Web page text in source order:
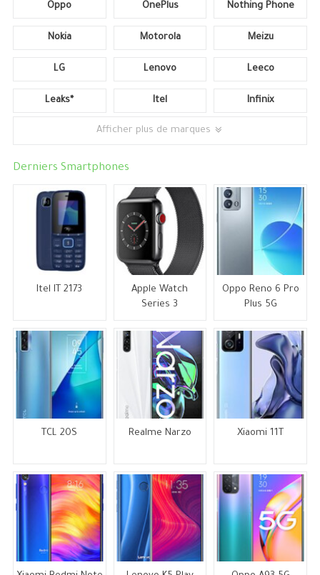
Oppo OnePlus Nothing Phone
Nokia Motorola Meizu
LG Lenovo Leeco
Leaks* Itel Infinix
Afficher plus de marques
Derniers Smartphones
Itel IT 2173
Apple Watch
Series 3
Oppo Reno 6 Pro
Plus 5G
TCL 20S Realme Narzo Xiaomi 11T